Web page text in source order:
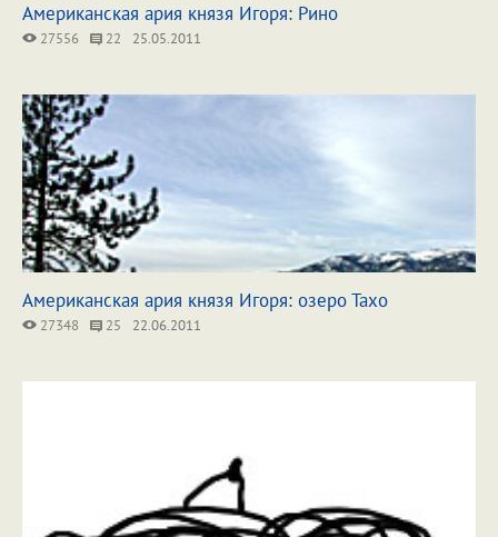
Американская ария князя Игоря: Рино
27556 22 25.05.2011
Американская ария князя Игоря: озеро Тахо
27348 25 22.06.2011